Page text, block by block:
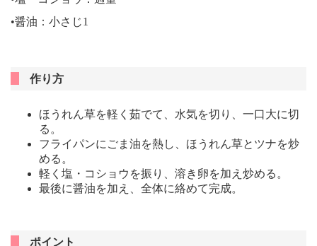
•醤油：小さじ1
作り方
ほうれん草を軽く茹でて、水気を切り、一口大に切
る。
フライパンにごま油を熱し、ほうれん草とツナを炒
める。
軽く塩・コショウを振り、溶き卵を加え炒める。
最後に醤油を加え、全体に絡めて完成。
ポイント